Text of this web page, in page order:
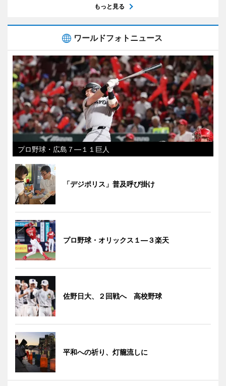
もっと見る
ワールドフォトニュース
プロ野球・広島７―１１巨人
「デジポリス」普及呼び掛け
プロ野球・オリックス１―３楽天
佐野日大、２回戦へ 高校野球
平和への祈り、灯籠流しに